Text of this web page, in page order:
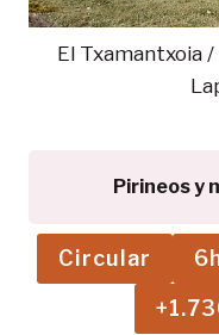
El Txamantxoia
Pirineos y
Circular